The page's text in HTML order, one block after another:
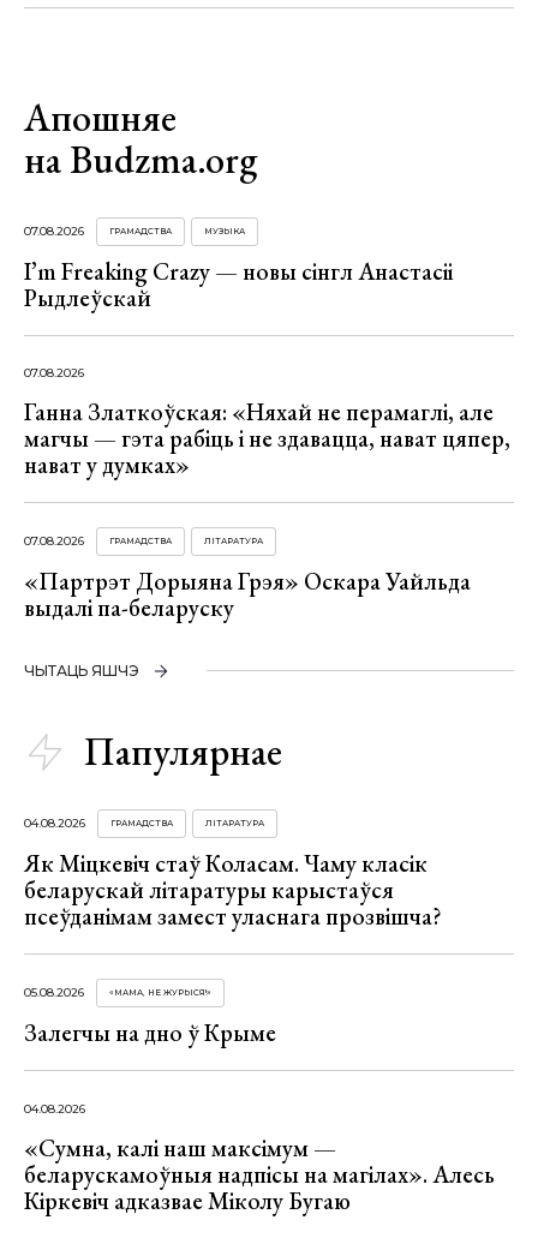
Апошняе
на Budzma.org
07.08.2026 ГРАМАДСТВА МУЗЫКА
I’m Freaking Crazy — новы сінгл Анастасіі
Рыдлеўскай
07.08.2026
Ганна Златкоўская: «Няхай не перамаглі, але
магчы — гэта рабіць і не здавацца, нават цяпер,
нават у думках»
07.08.2026 ГРАМАДСТВА ЛІТАРАТУРА
«Партрэт Дорыяна Грэя» Оскара Уайльда
выдалі па-беларуску
ЧЫТАЦЬ ЯШЧЭ
Папулярнае
04.08.2026 ГРАМАДСТВА ЛІТАРАТУРА
Як Міцкевіч стаў Коласам. Чаму класік
беларускай літаратуры карыстаўся
псеўданімам замест уласнага прозвішча?
05.08.2026 «МАМА, НЕ ЖУРЫСЯ!»
Залегчы на дно ў Крыме
04.08.2026
«Сумна, калі наш максімум —
беларускамоўныя надпісы на магілах». Алесь
Кіркевіч адказвае Міколу Бугаю